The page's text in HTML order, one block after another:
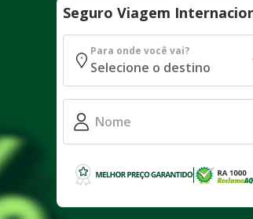
Seguro Viagem
Para onde você vai?